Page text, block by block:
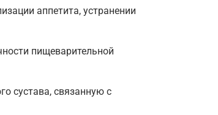
аппетита, устранении
пищеварительной
сустава, связанную с